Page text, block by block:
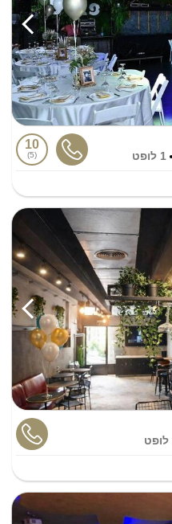
1 לופט
10
5